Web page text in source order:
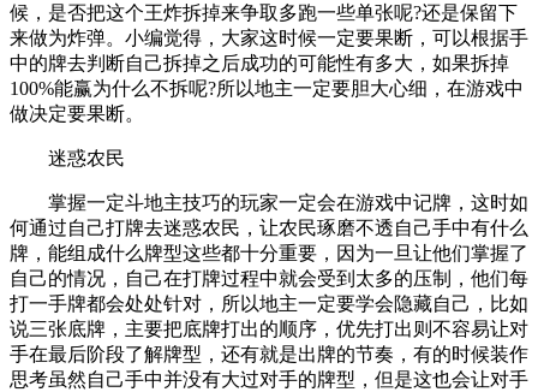
候，是否把这个王炸拆掉来争取多跑一些单张呢?还是保留下
来做为炸弹。小编觉得，大家这时候一定要果断，可以根据手
中的牌去判断自己拆掉之后成功的可能性有多大，如果拆掉
100%能赢为什么不拆呢?所以地主一定要胆大心细，在游戏中
做决定要果断。
迷惑农民
掌握一定斗地主技巧的玩家一定会在游戏中记牌，这时如
何通过自己打牌去迷惑农民，让农民琢磨不透自己手中有什么
牌，能组成什么牌型这些都十分重要，因为一旦让他们掌握了
自己的情况，自己在打牌过程中就会受到太多的压制，他们每
打一手牌都会处处针对，所以地主一定要学会隐藏自己，比如
说三张底牌，主要把底牌打出的顺序，优先打出则不容易让对
手在最后阶段了解牌型，还有就是出牌的节奏，有的时候装作
思考虽然自己手中并没有大过对手的牌型，但是这也会让对手